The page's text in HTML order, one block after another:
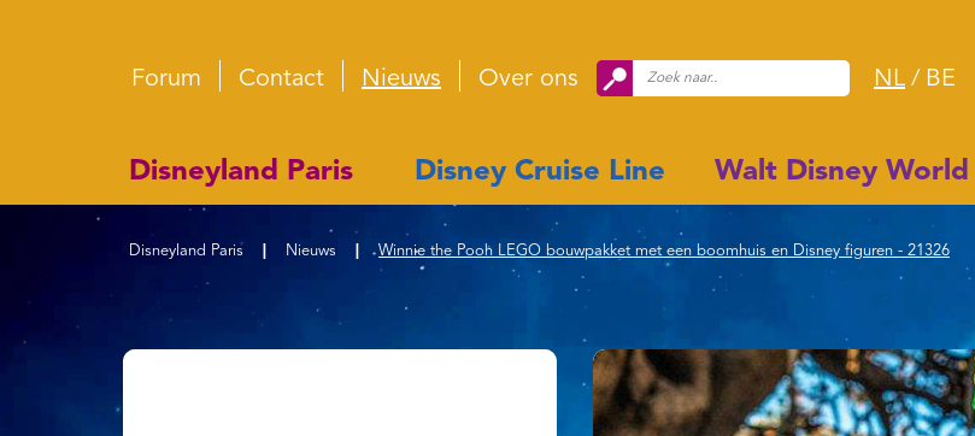
Forum Contact Nieuws Over ons NL / BE
Disneyland Paris Disney Cruise Line Walt Disney World
Disneyland Paris Nieuws Winnie the Pooh LEGO bouwpakket met een boomhuis en Disney figuren - 21326